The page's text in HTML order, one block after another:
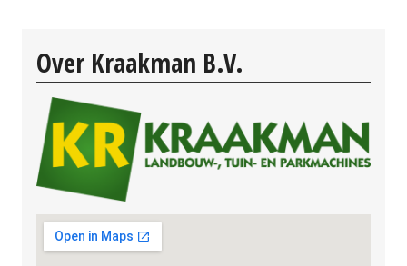
Over Kraakman B.V.